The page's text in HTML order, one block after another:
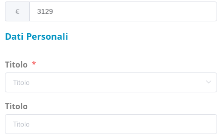
€
Dati Personali
Titolo
Titolo